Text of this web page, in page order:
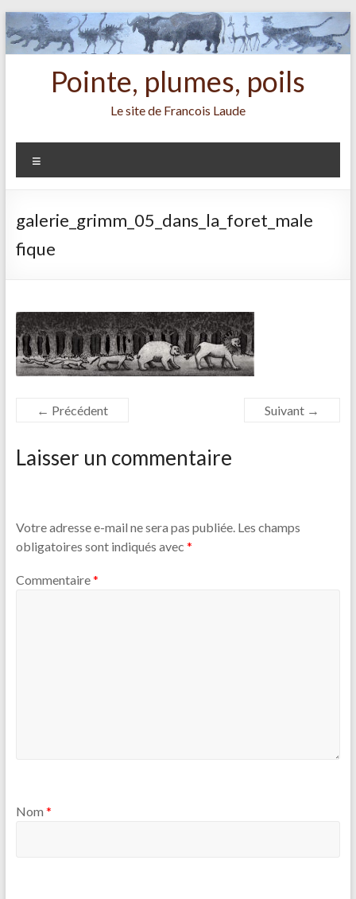
Aller
au
contenu
Pointe, plumes, poils
Le site de Francois Laude
galerie_grimm_05_dans_la_foret_male
fique
← Précédent Suivant →
Laisser un commentaire
Votre adresse e-mail ne sera pas publiée. Les champs
obligatoires sont indiqués avec *
Commentaire*
Nom *